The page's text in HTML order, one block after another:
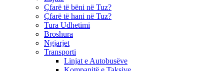
Çfarë të bëni në Tuz?
Çfarë të hani në Tuz?
Tura Udhetimi
Broshura
Ngjarjet
Transporti
Linjat e Autobusëve